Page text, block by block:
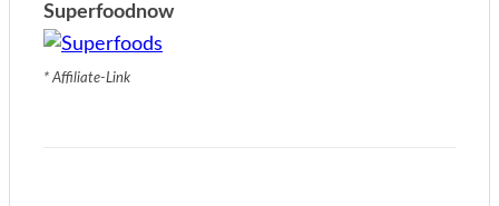
Superfoodnow
* Affiliate-Link